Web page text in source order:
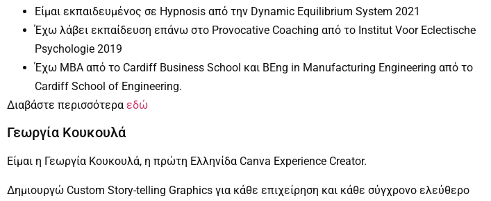
Είμαι εκπαιδευμένος σε Hypnosis από την Dynamic Equilibrium System 2021
Έχω λάβει εκπαίδευση επάνω στο Provocative Coaching από το Institut Voor Eclectische
Psychologie 2019
Έχω ΜΒΑ από το Cardiff Business School και BEng in Manufacturing Engineering από το
Cardiff School of Engineering.
Διαβάστε περισσότερα εδώ
Γεωργία Κουκουλά
Είμαι η Γεωργία Κουκουλά, η πρώτη Ελληνίδα Canva Experience Creator.
Δημιουργώ Custom Story-telling Graphics για κάθε επιχείρηση και κάθε σύγχρονο ελεύθερο